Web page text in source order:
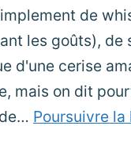
de
les goûts), de
d'une cerise
mais on dit
Poursuivre